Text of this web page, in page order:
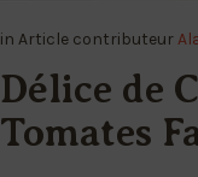
in Article contributeur
Délice de
Tomates